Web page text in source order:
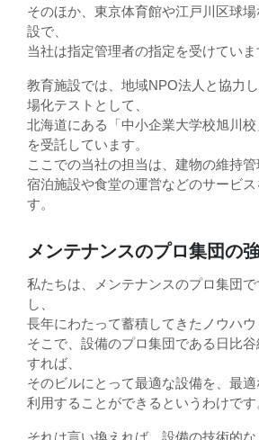
そのほか、東京体育館や江戸川区球
設で、
当社は指定管理者の指定を受けていま
教育施設では、地域NPO法人と協力
場化テストとして、
北海道にある「中小企業大学校旭川
を受託しています。
ここでの当社の担当は、建物の維持管
宿泊施設や食堂の運営などのサービス
す。
メンテナンスのプロ集団の
私たちは、メンテナンスのプロ集団
し、
長年にわたって蓄積してきたノウハウ
そこで、設備のプロ集団である日比
すれば、
そのビルにとって最適な設備を、最
利用することができるというわけです
それは言い換えれば、設備の技術的